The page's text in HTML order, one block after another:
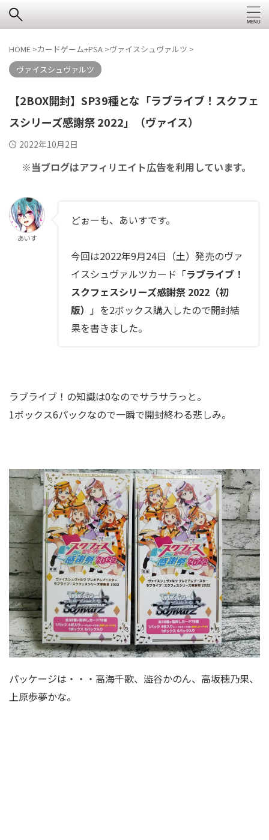
HOME >カードゲーム+PSA >ヴァイスシュヴァルツ >
ヴァイスシュヴァルツ
【2BOX開封】SP39種とな「ラブライブ！スクフェ
スシリーズ感謝祭 2022」（ヴァイス）
2022年10月2日
※当ブログはアフィリエイト広告を利用しています。
あいす
どぉーも、あいすです。
今回は2022年9月24日（土）発売のヴァ
イスシュヴァルツカード「ラブライブ！
スクフェスシリーズ感謝祭 2022（初
版）
」を2ボックス購入したので開封結
果を書きました。
ラブライブ！の知識は0なのでサラサラっと。
1ボックス6パックなので一瞬で開封終わる悲しみ。
パッケージは・・・高海千歌、澁谷かのん、高坂穂乃果、
上原歩夢かな。